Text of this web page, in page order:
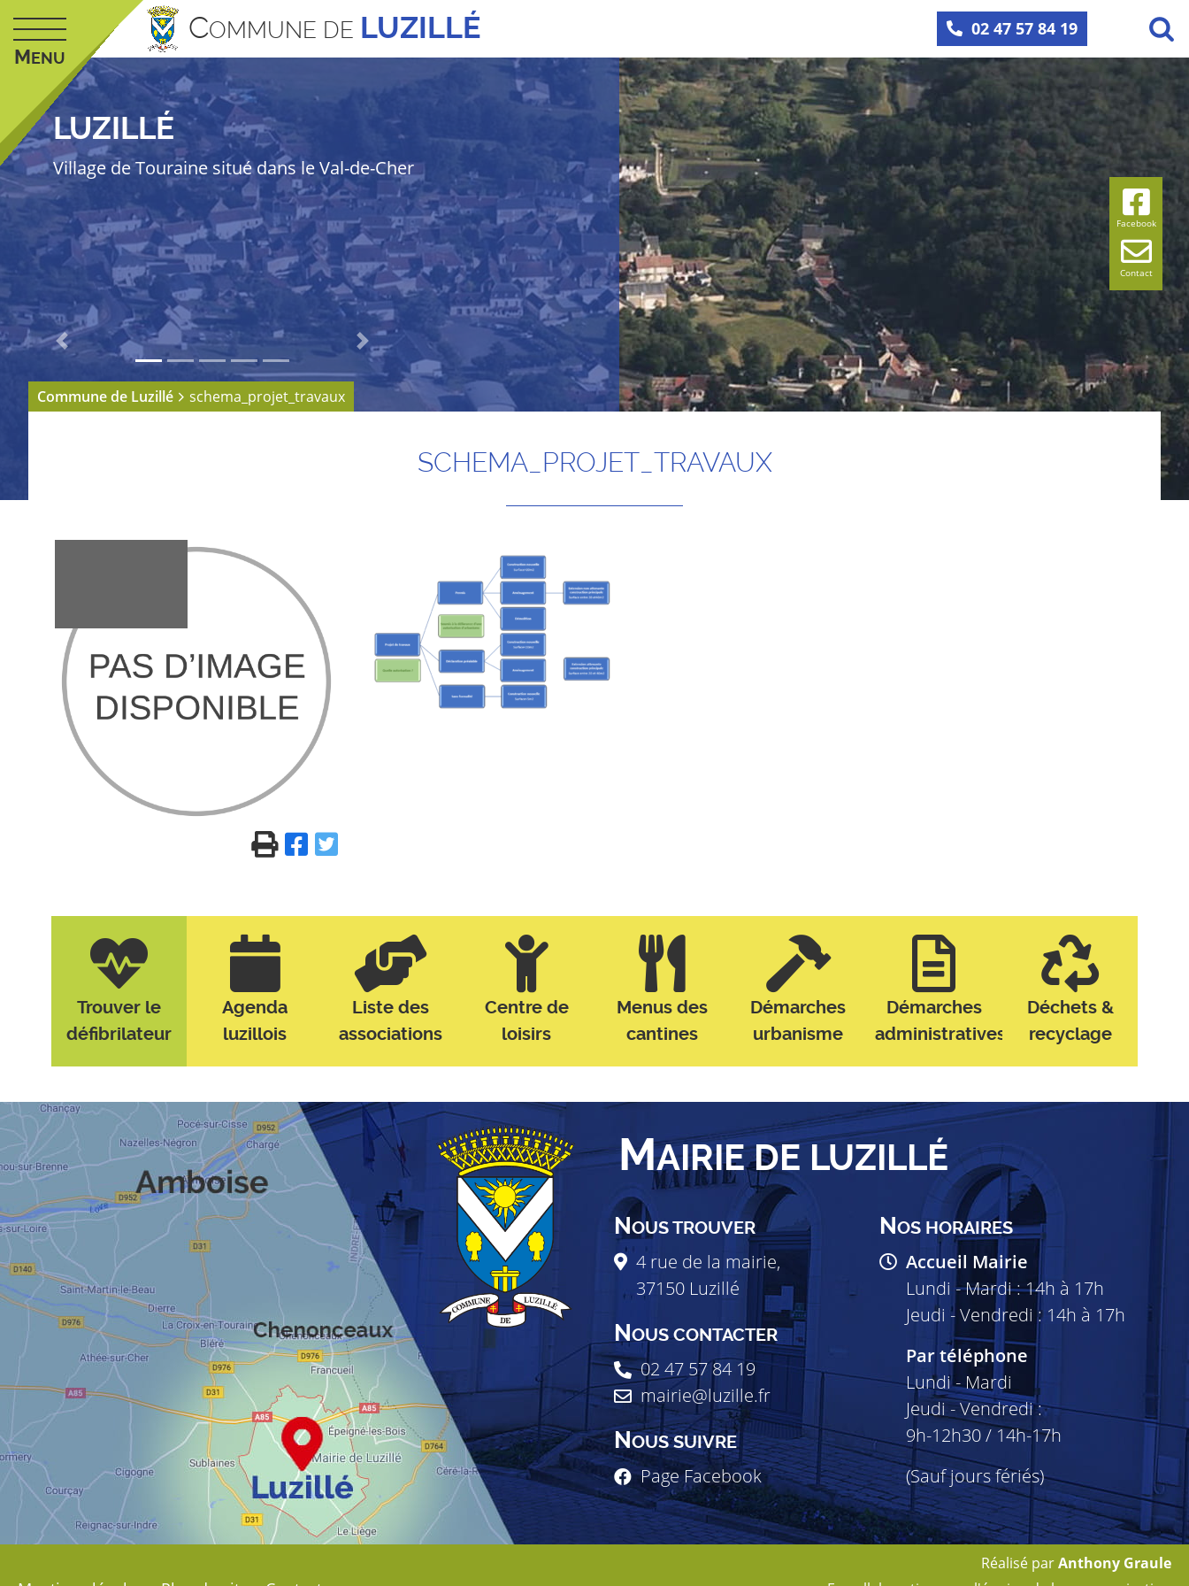
Facebook
Contact
MENU
COMMUNE DE LUZILLÉ 02 47 57 84 19
LUZILLÉ
Village de Touraine situé dans le Val-de-Cher
Previous Next
Commune de Luzillé schema_projet_travaux
SCHEMA_PROJET_TRAVAUX
Trouver le
défibrilateur
Agenda
luzillois
Liste des
associations
Centre de
loisirs
Menus des
cantines
Démarches
urbanisme
Démarches
administratives
Déchets &
recyclage
MAIRIE DE LUZILLÉ
NOUS TROUVER
4 rue de la mairie,
37150 Luzillé
NOUS CONTACTER
02 47 57 84 19
mairie@luzille.fr
NOUS SUIVRE
Page Facebook
NOS HORAIRES
Accueil Mairie
Lundi - Mardi : 14h à 17h
Jeudi - Vendredi : 14h à 17h
Par téléphone
Lundi - Mardi
Jeudi - Vendredi :
9h-12h30 / 14h-17h
(Sauf jours fériés)
Réalisé parAnthony Graule